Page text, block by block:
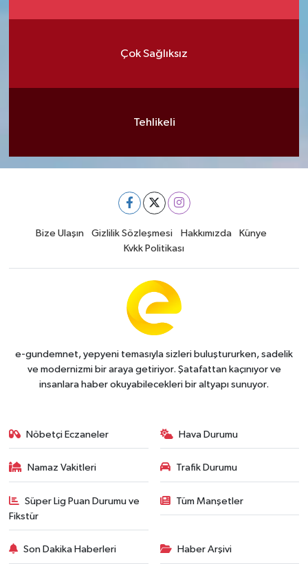
Çok Sağlıksız
Tehlikeli
Bize Ulaşın Gizlilik Sözleşmesi Hakkımızda
Künye
Kvkk Politikası
e-gundemnet, yepyeni temasıyla sizleri buluştururken, sadelik
ve modernizmi bir araya getiriyor. Şatafattan kaçınıyor ve
insanlara haber okuyabilecekleri bir altyapı sunuyor.
Nöbetçi Eczaneler Hava Durumu
Namaz Vakitleri Trafik Durumu
Süper Lig Puan Durumu ve
Fikstür
Tüm Manşetler
Son Dakika Haberleri Haber Arşivi